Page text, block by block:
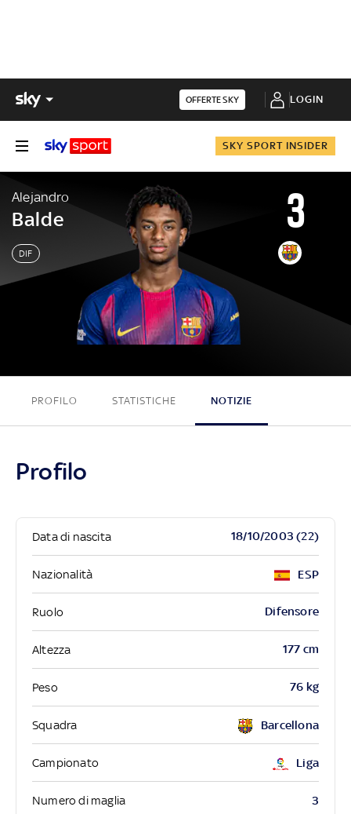
OFFERTE SKY LOGIN
SKY SPORT INSIDER
Alejandro
Balde
DIF
3
Alejandro Balde
PROFILO STATISTICHE NOTIZIE
Profilo
Data di nascita 18/10/2003 (22)
Nazionalità ESP
Ruolo Difensore
Altezza 177 cm
Peso 76 kg
Squadra Barcellona
Campionato Liga
Numero di maglia 3